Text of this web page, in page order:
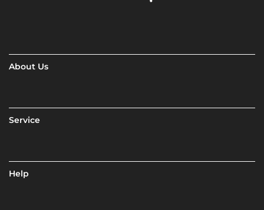
About Us
Service
Help